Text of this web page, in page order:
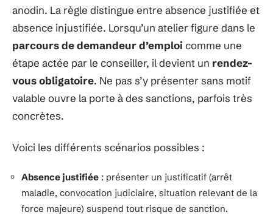
anodin. La règle distingue entre absence justifiée et
absence injustifiée. Lorsqu’un atelier figure dans le
parcours de demandeur d’emploi comme une
étape actée par le conseiller, il devient un rendez-
vous obligatoire. Ne pas s’y présenter sans motif
valable ouvre la porte à des sanctions, parfois très
concrètes.
Voici les différents scénarios possibles :
Absence justifiée : présenter un justificatif (arrêt
maladie, convocation judiciaire, situation relevant de la
force majeure) suspend tout risque de sanction.